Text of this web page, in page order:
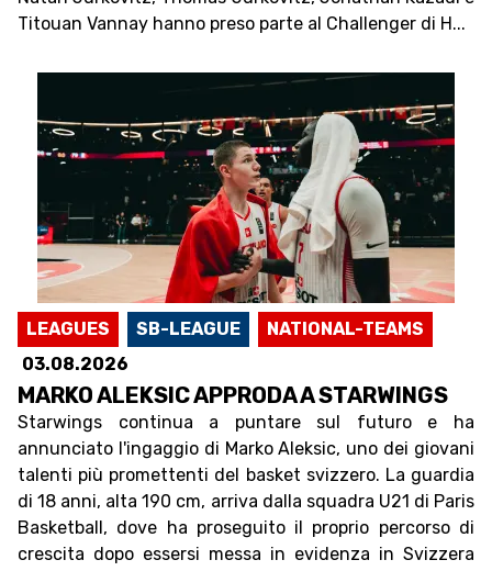
Titouan Vannay hanno preso parte al Challenger di H...
LEAGUES SB-LEAGUE
NATIONAL-TEAMS
03.08.2026
MARKO ALEKSIC APPRODA A STARWINGS
Starwings continua a puntare sul futuro e ha
annunciato l'ingaggio di Marko Aleksic, uno dei giovani
talenti più promettenti del basket svizzero. La guardia
di 18 anni, alta 190 cm, arriva dalla squadra U21 di Paris
Basketball, dove ha proseguito il proprio percorso di
crescita dopo essersi messa in evidenza in Svizzera